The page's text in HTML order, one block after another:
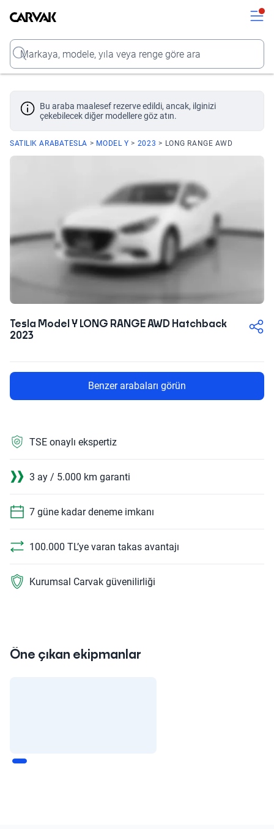
Kavak
Input
Bu araba maalesef rezerve edildi, ancak, ilginizi
çekebilecek diğer modellere göz atın.
SATILIK ARABATESLA MODEL Y 2023 LONG RANGE AWD
Tesla Model Y LONG RANGE AWD Hatchback
2023
Benzer arabaları görün
TSE onaylı ekspertiz
3 ay / 5.000 km garanti
7 güne kadar deneme imkanı
100.000 TL’ye varan takas avantajı
Kurumsal Carvak güvenilirliği
Öne çıkan ekipmanlar